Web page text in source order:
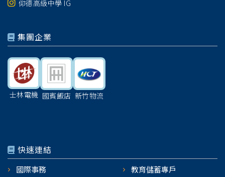
仰德高級中學 IG
集團企業
士林電機 國賓飯店 新竹物流
快速連結
國際事務 教育儲蓄專戶